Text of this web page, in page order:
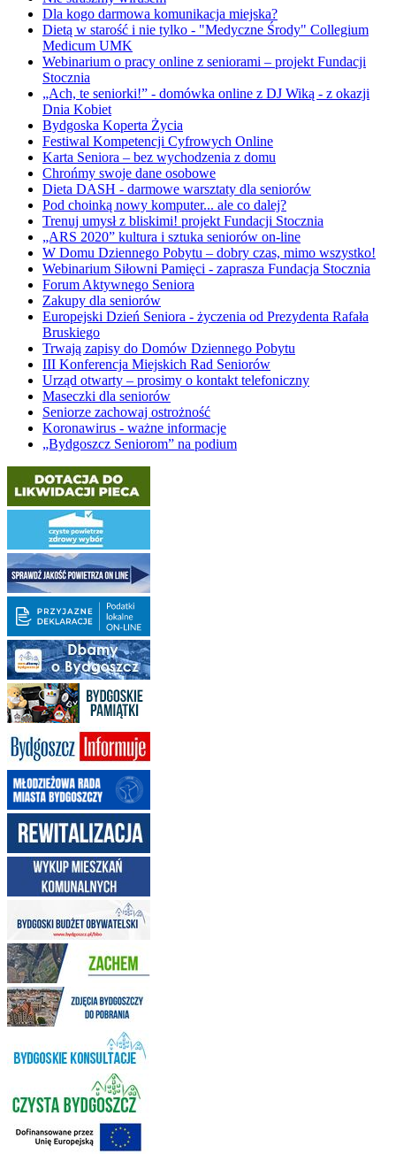
Dla kogo darmowa komunikacja miejska?
Dietą w starość i nie tylko - "Medyczne Środy" Collegium
Medicum UMK
Webinarium o pracy online z seniorami – projekt Fundacji
Stocznia
„Ach, te seniorki!” - domówka online z DJ Wiką - z okazji
Dnia Kobiet
Bydgoska Koperta Życia
Festiwal Kompetencji Cyfrowych Online
Karta Seniora – bez wychodzenia z domu
Chrońmy swoje dane osobowe
Dieta DASH - darmowe warsztaty dla seniorów
Pod choinką nowy komputer... ale co dalej?
Trenuj umysł z bliskimi! projekt Fundacji Stocznia
„ARS 2020” kultura i sztuka seniorów on-line
W Domu Dziennego Pobytu – dobry czas, mimo wszystko!
Webinarium Siłowni Pamięci - zaprasza Fundacja Stocznia
Forum Aktywnego Seniora
Zakupy dla seniorów
Europejski Dzień Seniora - życzenia od Prezydenta Rafała
Bruskiego
Trwają zapisy do Domów Dziennego Pobytu
III Konferencja Miejskich Rad Seniorów
Urząd otwarty – prosimy o kontakt telefoniczny
Maseczki dla seniorów
Seniorze zachowaj ostrożność
Koronawirus - ważne informacje
„Bydgoszcz Seniorom” na podium